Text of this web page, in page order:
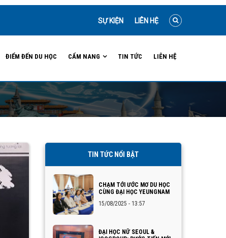
SỰ KIỆN LIÊN HỆ
ĐIỂM ĐẾN DU HỌC CẨM NANG TIN TỨC LIÊN HỆ
TIN TỨC NỔI BẬT
CHẠM TỚI ƯỚC MƠ DU HỌC
CÙNG ĐẠI HỌC YEUNGNAM
15/08/2025 - 13:57
ĐẠI HỌC NỮ SEOUL &